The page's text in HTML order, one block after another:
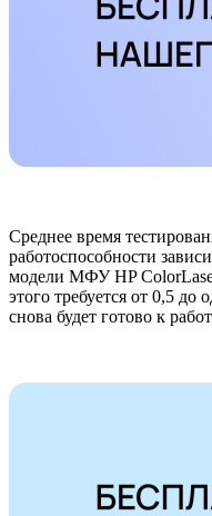
Среднее время
работоспособности
модели МФУ HP
этого требуется от 0,5 до
снова будет готово к